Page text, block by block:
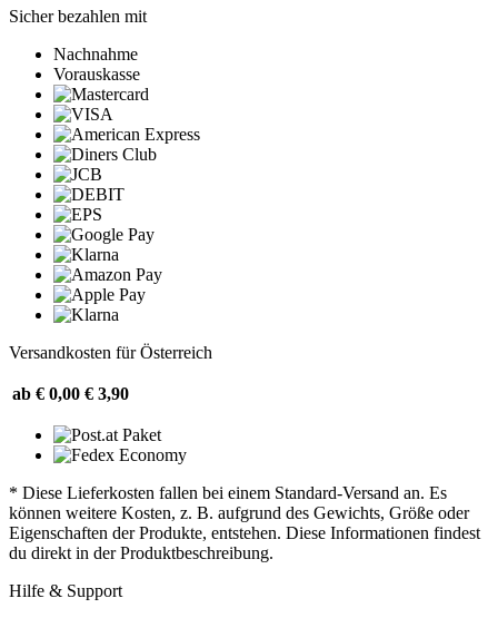
Sicher bezahlen mit
Nachnahme
Vorauskasse
Versandkosten für Österreich
ab € 0,00 € 3,90
* Diese Lieferkosten fallen bei einem Standard-Versand an. Es
können weitere Kosten, z. B. aufgrund des Gewichts, Größe oder
Eigenschaften der Produkte, entstehen. Diese Informationen findest
du direkt in der Produktbeschreibung.
Hilfe & Support